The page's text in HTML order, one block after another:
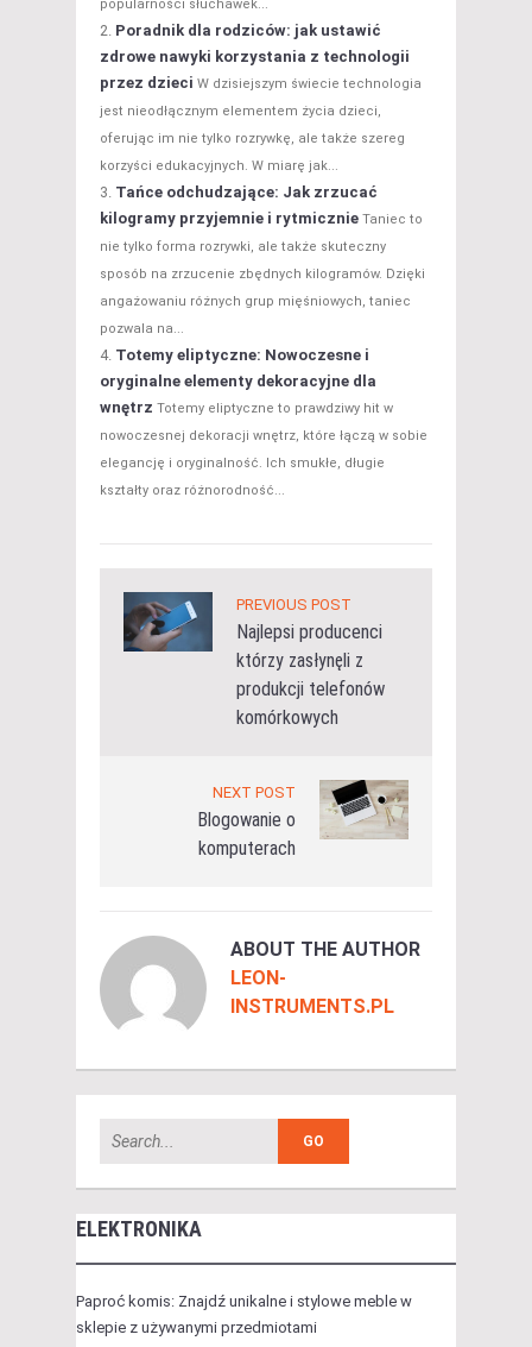
popularności słuchawek...
Poradnik dla rodziców: jak ustawić
zdrowe nawyki korzystania z technologii
przez dzieci W dzisiejszym świecie technologia
jest nieodłącznym elementem życia dzieci,
oferując im nie tylko rozrywkę, ale także szereg
korzyści edukacyjnych. W miarę jak...
Tańce odchudzające: Jak zrzucać
kilogramy przyjemnie i rytmicznie Taniec to
nie tylko forma rozrywki, ale także skuteczny
sposób na zrzucenie zbędnych kilogramów. Dzięki
angażowaniu różnych grup mięśniowych, taniec
pozwala na...
Totemy eliptyczne: Nowoczesne i
oryginalne elementy dekoracyjne dla
wnętrz Totemy eliptyczne to prawdziwy hit w
nowoczesnej dekoracji wnętrz, które łączą w sobie
elegancję i oryginalność. Ich smukłe, długie
kształty oraz różnorodność...
PREVIOUS POST
Najlepsi producenci
którzy zasłynęli z
produkcji telefonów
komórkowych
NEXT POST
Blogowanie o
komputerach
ABOUT THE AUTHOR
LEON-
INSTRUMENTS.PL
ELEKTRONIKA
Paproć komis: Znajdź unikalne i stylowe meble w
sklepie z używanymi przedmiotami